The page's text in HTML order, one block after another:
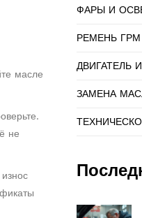
масле
не
ФАРЫ И
РЕМЕНЬ ГРМ
ДВИГАТЕЛЬ
ЗАМЕНА